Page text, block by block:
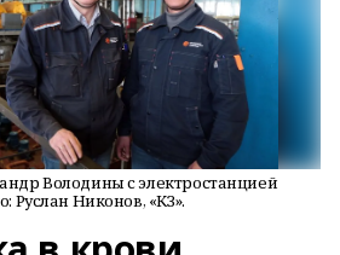
Володины с электростанцией
Руслан Никонов, «КЗ».